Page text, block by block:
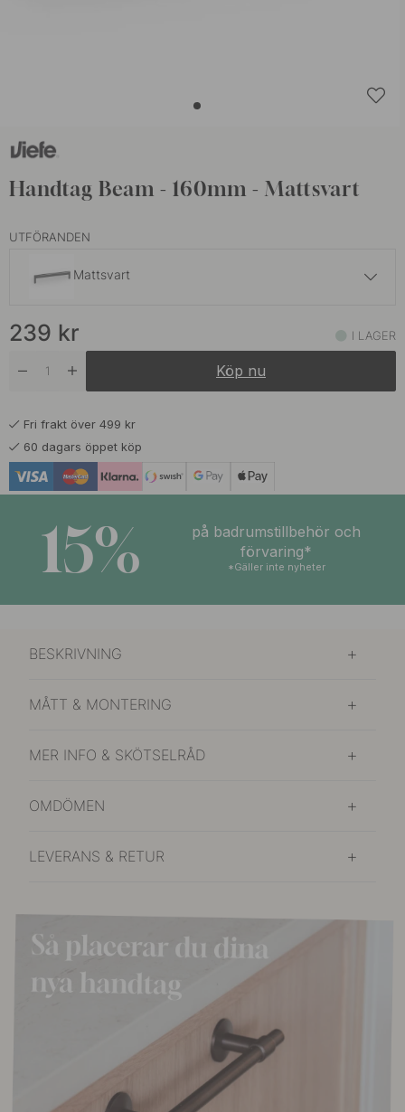
Handtag Beam - 160mm - Mattsvart
UTFÖRANDEN
Mattsvart
Borstad Titansvart I lager
På väg in
Rostfri Look
239 kr I LAGER
Köp nu
Fri frakt över 499 kr
60 dagars öppet köp
15%
på badrumstillbehör och
förvaring*
*Gäller inte nyheter
BESKRIVNING
MÅTT & MONTERING
MER INFO & SKÖTSELRÅD
OMDÖMEN
LEVERANS & RETUR